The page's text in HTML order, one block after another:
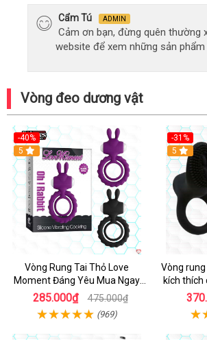
Cẩm Tú ADMIN
Cảm ơn bạn, đừng quên thường
website để xem những sản
Vòng đeo dương vật
-40%
5
Vòng Rung Tai Thỏ Love
Moment Đáng Yêu Mua Ngay
Giá Tốt
285.000₫ 475.000₫
(969)
-31%
5
Vòng
kích